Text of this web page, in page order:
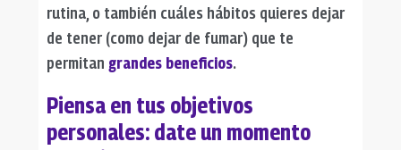
rutina, o también cuáles hábitos quieres dejar
de tener (como dejar de fumar) que te
permitan grandes beneficios.
Piensa en tus objetivos
personales: date un momento